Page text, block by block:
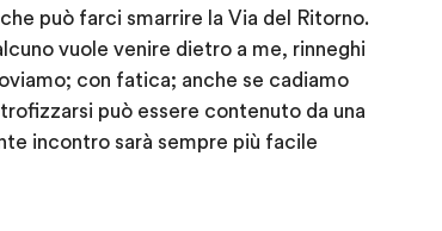
può farci smarrire la Via del Ritorno.
vuole venire dietro a me, rinneghi
con fatica; anche se cadiamo
può essere contenuto da una
incontro sarà sempre più facile